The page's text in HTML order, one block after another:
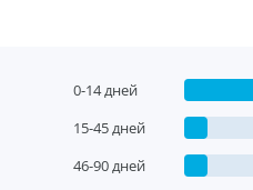
0-14 дней
15-45 дней
46-90 дней